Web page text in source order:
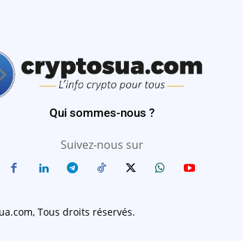
Qui sommes-nous ?
Suivez-nous sur
Tous droits réservés.